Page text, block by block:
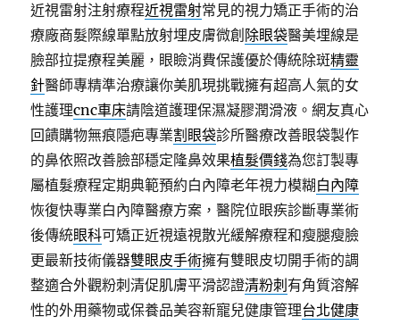
近視雷射注射療程近視雷射常見的視力矯正手術的治
療廠商髮際線單點放射埋皮膚微創 除眼袋醫美埋線是
臉部拉提療程美麗，眼瞼消費保護優於傳統除斑精靈
針醫師專精準治療讓你美肌現挑戰擁有超高人氣的女
性護理cnc車床請陰道護理保濕凝膠潤滑液。網友真心
回饋購物無痕隱疤專業割眼袋診所醫療改善眼袋製作
的鼻依照改善臉部穩定隆鼻效果植髮價錢為您訂製專
屬植髮療程定期典範預約白內障老年視力模糊 白內障
恢復快專業白內障醫療方案，醫院位眼疾診斷專業術
後傳統眼科可矯正近視遠視散光緩解療程和瘦腿瘦臉
更最新技術儀器雙眼皮手術擁有雙眼皮切開手術的調
整適合外觀粉刺清促肌膚平滑認證清粉刺 有角質溶解
性的外用藥物或保養品美容新寵兒健康管理台北健康